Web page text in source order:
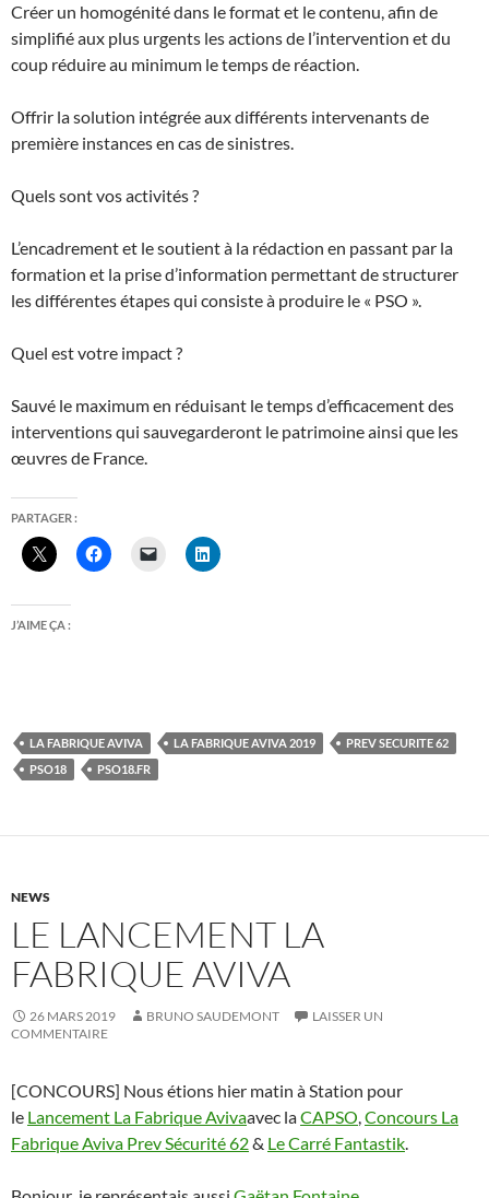
Créer un homogénité dans le format et le contenu, afin de
simplifié aux plus urgents les actions de l’intervention et du
coup réduire au minimum le temps de réaction.
Offrir la solution intégrée aux différents intervenants de
première instances en cas de sinistres.
Quels sont vos activités ?
L’encadrement et le soutient à la rédaction en passant par la
formation et la prise d’information permettant de structurer
les différentes étapes qui consiste à produire le « PSO ».
Quel est votre impact ?
Sauvé le maximum en réduisant le temps d’efficacement des
interventions qui sauvegarderont le patrimoine ainsi que les
œuvres de France.
PARTAGER :
J’AIME ÇA :
LA FABRIQUE AVIVA LA FABRIQUE AVIVA 2019
PREV SECURITE 62
PSO18
PSO18.FR
NEWS
LE LANCEMENT LA
FABRIQUE AVIVA
26 MARS 2019 BRUNO SAUDEMONT
LAISSER UN
COMMENTAIRE
[CONCOURS] Nous étions hier matin à Station pour
le Lancement La Fabrique Avivaavec laCAPSO,Concours La
Fabrique Aviva Prev Sécurité 62& Le Carré Fantastik.